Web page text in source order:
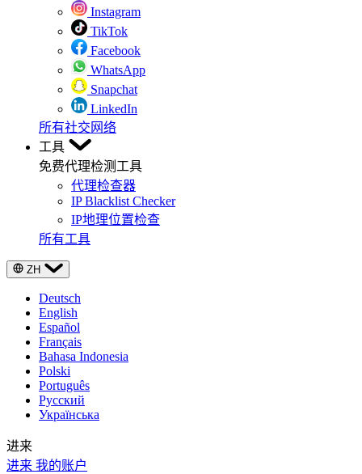
Instagram
TikTok
Facebook
WhatsApp
Snapchat
LinkedIn
所有社交网络
工具
免费代理检测工具
代理检查器
IP Blacklist Checker
IP地理位置检查
所有工具
ZH
Deutsch
English
Español
Français
Bahasa Indonesia
Polski
Português
Русский
Українська
进来
进来 我的账户